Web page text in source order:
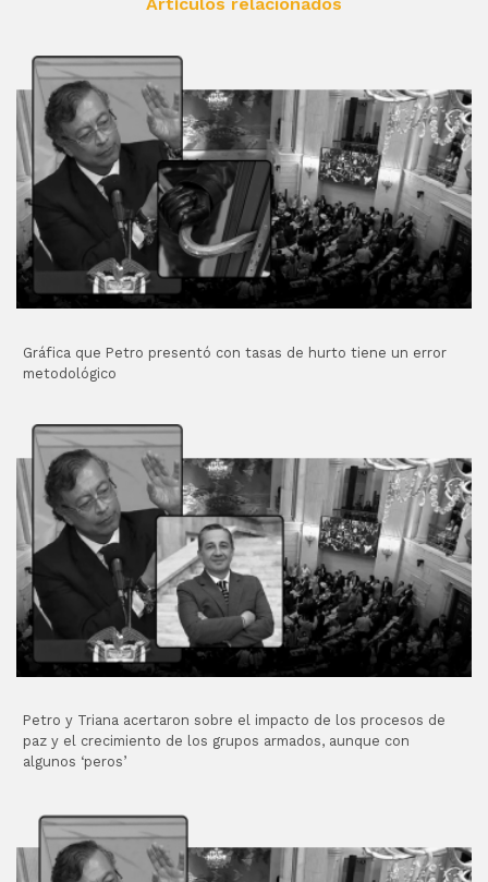
Artículos relacionados
Gráfica que Petro presentó con tasas de hurto tiene un error
metodológico
Petro y Triana acertaron sobre el impacto de los procesos de
paz y el crecimiento de los grupos armados, aunque con
algunos ‘peros’